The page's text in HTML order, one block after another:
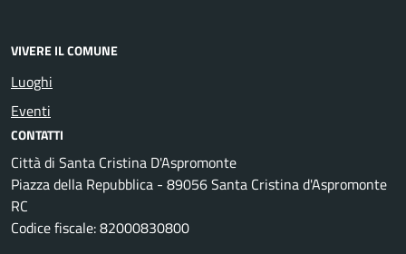
VIVERE IL COMUNE
Luoghi
Eventi
CONTATTI
Città di Santa Cristina D'Aspromonte
Piazza della Repubblica - 89056 Santa Cristina d'Aspromonte
RC
Codice fiscale: 82000830800